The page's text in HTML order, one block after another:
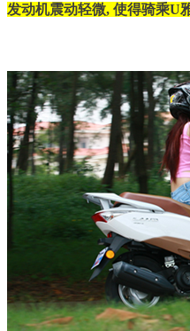
发动机震动轻微, 使得骑乘U